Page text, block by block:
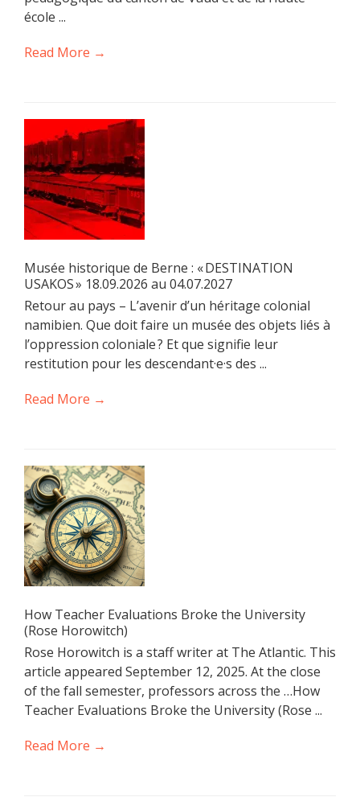
école ...
Read More →
Musée historique de Berne : « DESTINATION
USAKOS » 18.09.2026 au 04.07.2027
Retour au pays – L’avenir d’un héritage colonial
namibien. Que doit faire un musée des objets liés à
l’oppression coloniale ? Et que signifie leur
restitution pour les descendant·e·s des ...
Read More →
How Teacher Evaluations Broke the University
(Rose Horowitch)
Rose Horowitch is a staff writer at The Atlantic. This
article appeared September 12, 2025. At the close
of the fall semester, professors across the …How
Teacher Evaluations Broke the University (Rose ...
Read More →